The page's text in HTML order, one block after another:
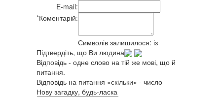
E-mail:
*Коментарій:
Символів залишилося: із
Підтвердіть, що Ви людина
Відповідь - одне слово на тій же мові, що й
питання.
Відповідь на питання «скільки» - число
Нову загадку, будь-ласка